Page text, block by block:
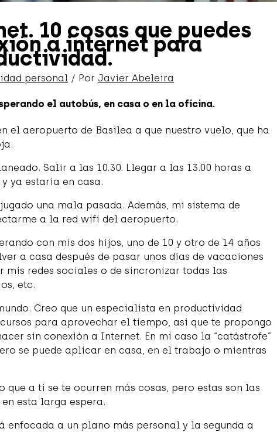
10 cosas que puedes
a internet para
personal / Por Javier Abeleira
el autobús, en casa o en la oficina.
el aeropuerto de Basilea a que nuestro vuelo, que ha
Salir a las 10.30. Llegar a las 13.00 horas a
ya estaría en casa.
una mala pasada. Además, mi sistema de
a la red wifi del aeropuerto.
con mis dos hijos, uno de 10 y otro de 14 años
a casa después de pasar unos días de vacaciones
mis redes sociales o de sincronizar todas las
etc.
Creo que un especialista en productividad
para aprovechar el tiempo, así que te propongo
sin conexión a Internet. En mi caso la “catástrofe”
se puede aplicar en casa, en el trabajo o mientras
que a ti se te ocurren más cosas, pero estas son las
esta larga espera.
enfocada a un plano más personal y la segunda a